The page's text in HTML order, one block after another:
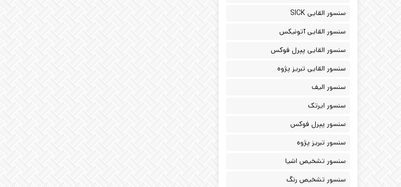
سنسور القایی SICK
سنسور القایی آتونیکس
سنسور القایی پپرل فوکس
سنسور القایی تبریز پژوه
سنسور الیف
سنسور ایرتک
سنسور پپرل فوکس
سنسور تبریز پژوه
سنسور تشخیص اشیا
سنسور تشخیص رنگ